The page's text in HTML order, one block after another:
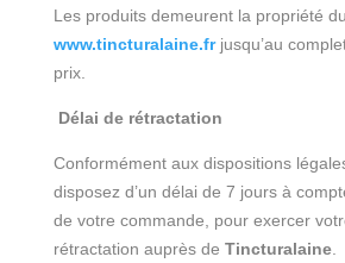
Les produits demeurent la propriété
www.tincturalaine.fr jusqu’au
prix.
Délai de rétractation
Conformément aux dispositions
disposez d’un délai de 7 jours à
de votre commande, pour exercer
rétractation auprès de Tincturalaine.